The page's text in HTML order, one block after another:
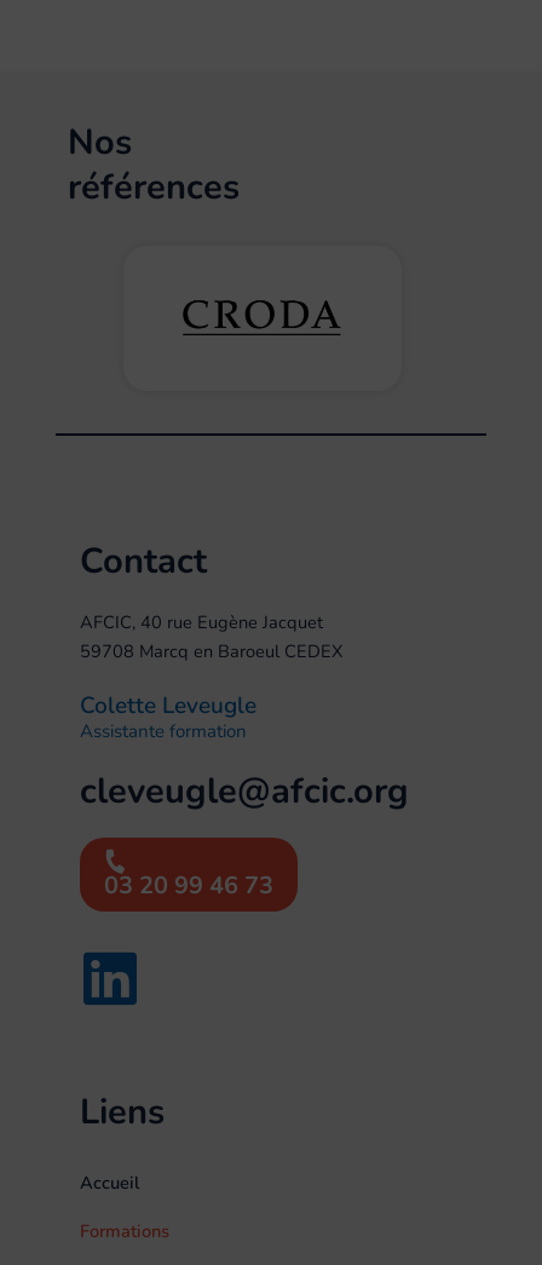
Nos
références
Contact
AFCIC, 40 rue Eugène Jacquet
59708 Marcq en Baroeul CEDEX
Colette Leveugle
Assistante formation
cleveugle@afcic.org
03 20 99 46 73
Liens
Accueil
Formations